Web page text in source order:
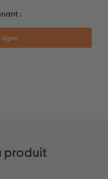
murale
personnalisée
:
produit